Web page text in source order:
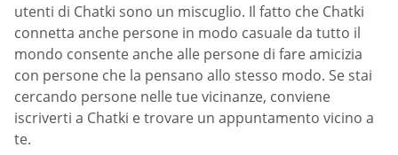
utenti di Chatki sono un miscuglio. Il fatto che Chatki
connetta anche persone in modo casuale da tutto il
mondo consente anche alle persone di fare amicizia
con persone che la pensano allo stesso modo. Se stai
cercando persone nelle tue vicinanze, conviene
iscriverti a Chatki e trovare un appuntamento vicino a
te.